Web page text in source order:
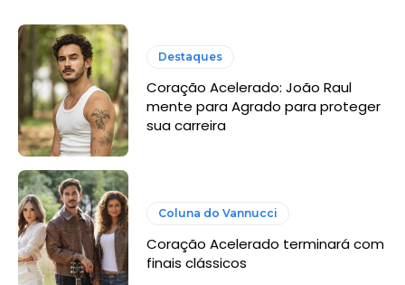
Destaques
Coração Acelerado: João Raul
mente para Agrado para proteger
sua carreira
Coluna do Vannucci
Coração Acelerado terminará com
finais clássicos